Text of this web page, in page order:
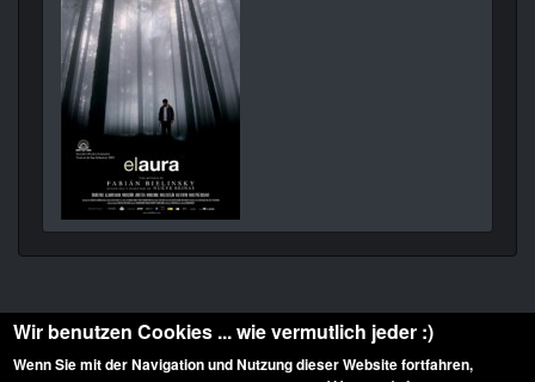
Wir benutzen Cookies ... wie vermutlich jeder :)
Wenn Sie mit der Navigation und Nutzung dieser Website fortfahren,